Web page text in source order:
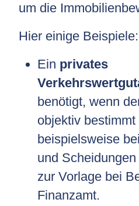
um die
Hier einige Beispiele:
Ein privates
benötigt, wenn
objektiv
beispielsweise
und
zur Vorlage bei
Finanzamt.